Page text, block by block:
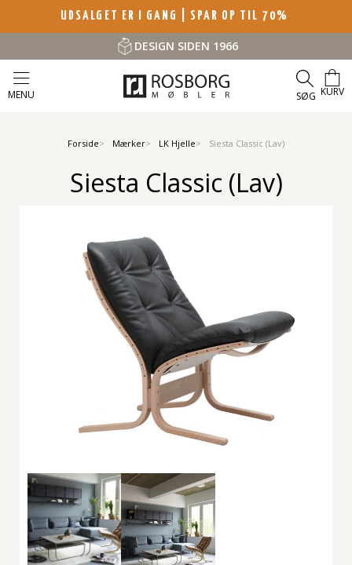
UDSALGET ER I GANG | SPAR OP TIL 70%
DESIGN SIDEN 1966
MENU SØG KURV
Forside Mærker LK Hjelle Siesta Classic (Lav)
Siesta Classic (Lav)